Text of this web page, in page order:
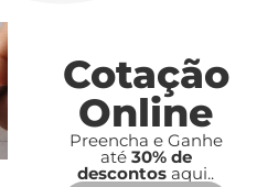
Cotação
Online
Preencha e Ganhe
até 30% de
descontos aqui..